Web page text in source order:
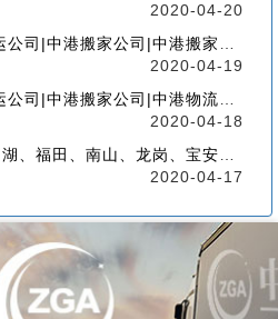
2020-04-20
|中港搬家到珠海的流程、联运、包装、价格、电话
2020-04-19
|中港物流搬家到广州的流程、联运、包装、价格
2020-04-18
龙岗、宝安、盐田、龙华、大鹏、坪山流程和价格
2020-04-17